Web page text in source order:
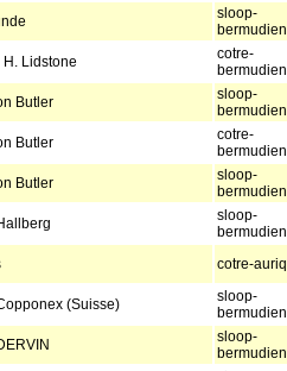
sloop-
bermudien
H. Lidstone
cotre-
bermudien
Butler
sloop-
bermudien
Butler
cotre-
bermudien
Butler
sloop-
bermudien
sloop-
bermudien
cotre-
(Suisse)
sloop-
bermudien
sloop-
bermudien